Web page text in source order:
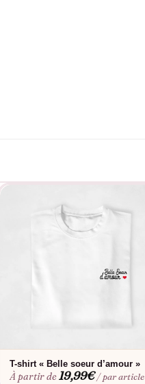
T-shirt « Belle soeur d’amour »
À partir de19,99€ / par article